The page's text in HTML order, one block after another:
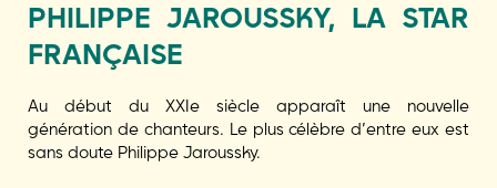
PHILIPPE JAROUSSKY, LA STAR
FRANÇAISE
Au début du XXIe siècle apparaît une nouvelle
génération de chanteurs. Le plus célèbre d’entre eux est
sans doute Philippe Jaroussky.